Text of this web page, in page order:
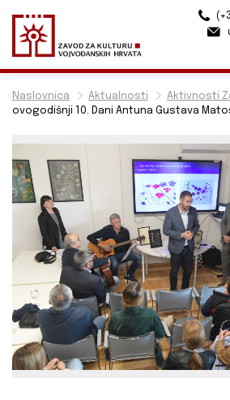
Naslovnica Aktualnosti Aktivnosti
ovogodišnji 10. Dani Antuna Gustava